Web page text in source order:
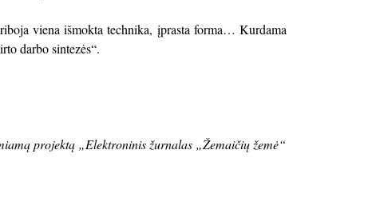
viena išmokta technika, įprasta forma… Kurdama
darbo sintezės“.
projektą „Elektroninis žurnalas „Žemaičių žemė“